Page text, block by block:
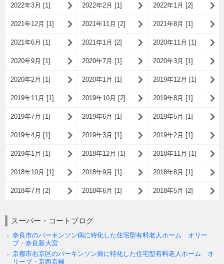
2022年3月 [1] 2022年2月 [1] 2022年1月 [2]
2021年12月 [1] 2021年11月 [2] 2021年8月 [1]
2021年6月 [1] 2021年1月 [2] 2020年11月 [1]
2020年9月 [1] 2020年7月 [1] 2020年3月 [1]
2020年2月 [1] 2020年1月 [1] 2019年12月 [1]
2019年11月 [1] 2019年10月 [2] 2019年8月 [1]
2019年7月 [1] 2019年6月 [1] 2019年5月 [1]
2019年4月 [1] 2019年3月 [1] 2019年2月 [1]
2019年1月 [1] 2018年12月 [1] 2018年11月 [1]
2018年10月 [1] 2018年9月 [1] 2018年8月 [1]
2018年7月 [2] 2018年6月 [1] 2018年5月 [2]
スーパー・コートブログ
奈良市のパーキンソン病に特化した住宅型有料老人ホーム オリー
ブ・奈良新大宮
京都市右京区のパーキンソン病に特化した住宅型有料老人ホーム オ
リーブ・京西京極